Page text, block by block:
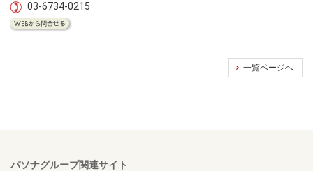
03-6734-0215
一覧ページへ
パソナグループ関連サイト